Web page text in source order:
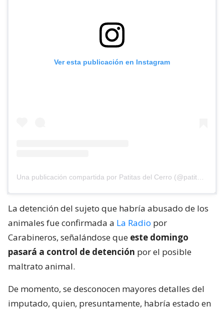
Ver esta publicación en Instagram
La detención del sujeto que habría abusado de los
animales fue confirmada a La Radio por
Carabineros, señalándose que este domingo
pasará a control de detención por el posible
maltrato animal.
De momento, se desconocen mayores detalles del
imputado, quien, presuntamente, habría estado en